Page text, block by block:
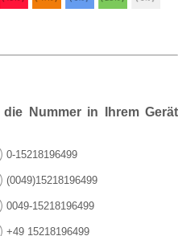
Nummer in Ihrem Gerät
0-15218196499
(0049)15218196499
0049-15218196499
+49 15218196499